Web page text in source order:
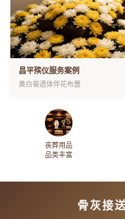
昌平殡仪服务案例
黄白菊遗体伴花布置
丧葬用品
品类丰富
骨灰接